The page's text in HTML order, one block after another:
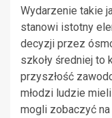
Wydarzenie takie
stanowi istotny
decyzji przez
szkoły średniej to
przyszłość
młodzi ludzie
mogli zobaczyć